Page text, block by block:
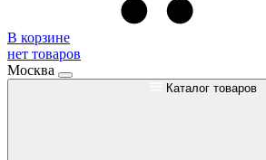
В корзине
нет товаров
Москва
Каталог товаров